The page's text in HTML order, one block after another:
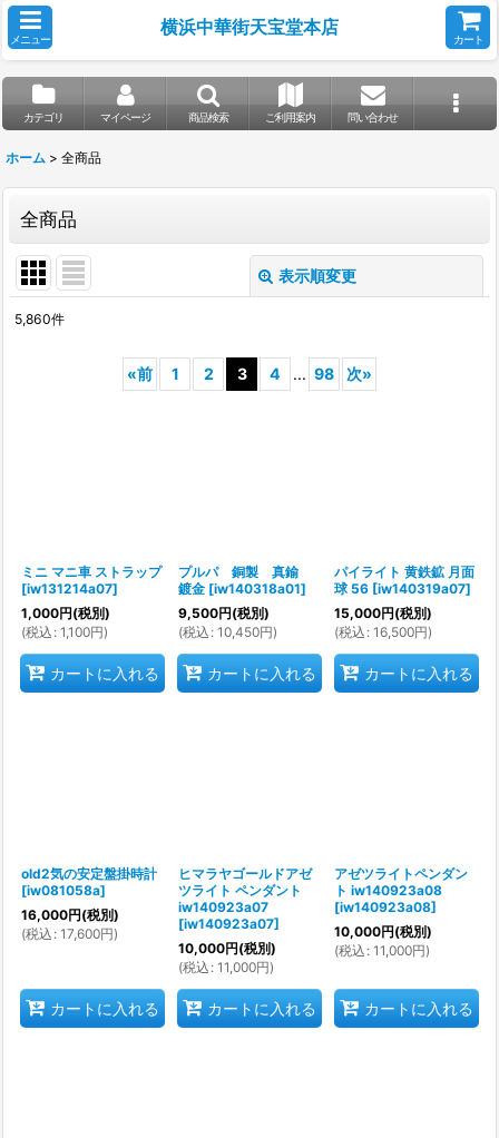
メニュー
横浜中華街天宝堂本店
カート
カテゴリ マイページ 商品検索 ご利用案内 問い合わせ
ホーム > 全商品
全商品
表示順変更
5,860件
«前 1 2 3 4 ... 98 次»
ミニ マニ車 ストラップ
[iw131214a07]
1,000円(税別)
(税込 : 1,100円)
カートに入れる
プルパ 銅製 真鍮
鍍金 [iw140318a01]
9,500円(税別)
(税込 : 10,450円)
カートに入れる
パイライト 黄鉄鉱 月面
球 56 [iw140319a07]
15,000円(税別)
(税込 : 16,500円)
カートに入れる
old2気の安定盤掛時計
[iw081058a]
16,000円(税別)
(税込 : 17,600円)
カートに入れる
ヒマラヤゴールドアゼ
ツライト ペンダント
iw140923a07
[iw140923a07]
10,000円(税別)
(税込 : 11,000円)
カートに入れる
アゼツライトペンダン
ト iw140923a08
[iw140923a08]
10,000円(税別)
(税込 : 11,000円)
カートに入れる